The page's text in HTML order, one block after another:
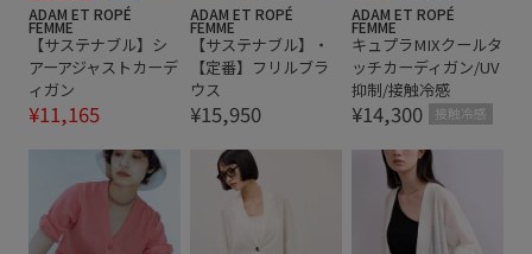
ADAM ET ROPÉ
FEMME
【サステナブル】シ
アーアジャストカーデ
ィガン
¥11,165
ADAM ET ROPÉ
FEMME
【サステナブル】・
【定番】フリルブラ
ウス
¥15,950
ADAM ET ROPÉ
FEMME
キュプラMIXクールタ
ッチカーディガン/UV
抑制/接触冷感
¥14,300 接触冷感